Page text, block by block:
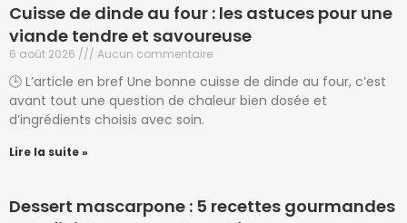
Cuisse de dinde au four : les astuces pour une
viande tendre et savoureuse
6 août 2026 Aucun commentaire
🕒 L’article en bref Une bonne cuisse de dinde au four, c’est
avant tout une question de chaleur bien dosée et
d’ingrédients choisis avec soin.
Lire la suite »
Dessert mascarpone : 5 recettes gourmandes